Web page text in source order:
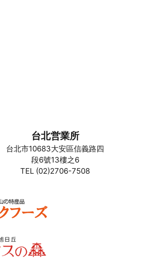
台北営業所
台北市10683大安區信義路四
段6號13樓之6
TEL (02)2706-7508